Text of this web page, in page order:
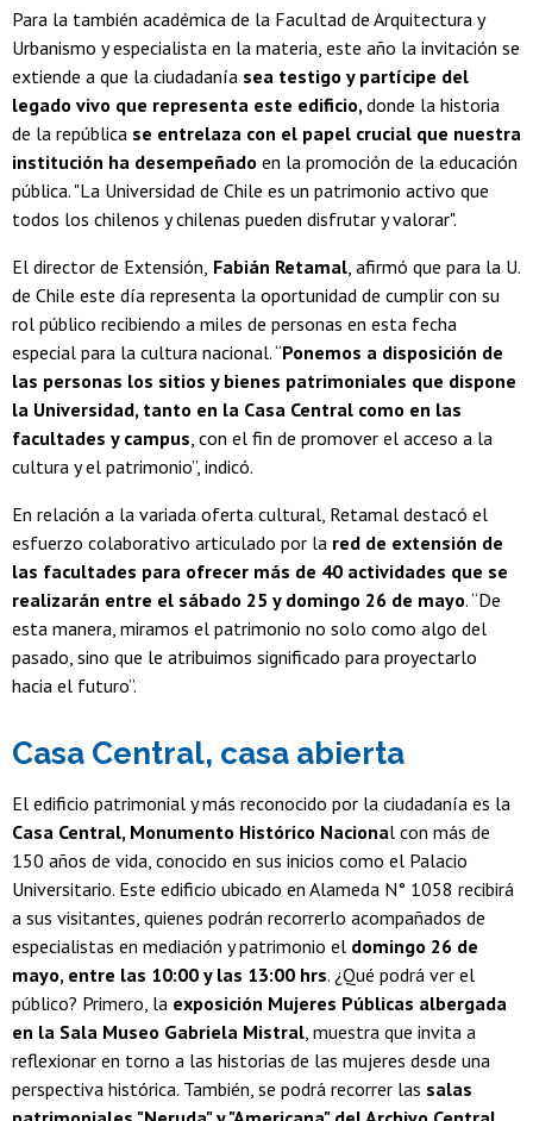
Para la también académica de la Facultad de Arquitectura y
Urbanismo y especialista en la materia, este año la invitación se
extiende a que la ciudadanía sea testigo y partícipe del
legado vivo que representa este edificio,donde la historia
de la república se entrelaza con el papel crucial que nuestra
institución ha desempeñado en la promoción de la educación
pública. "La Universidad de Chile es un patrimonio activo que
todos los chilenos y chilenas pueden disfrutar y valorar".
El director de Extensión, Fabián Retamal, afirmó que para la U.
de Chile este día representa la oportunidad de cumplir con su
rol público recibiendo a miles de personas en esta fecha
especial para la cultura nacional. “Ponemos a disposición de
las personas los sitios y bienes patrimoniales que dispone
la Universidad, tanto en la Casa Central como en las
facultades y campus, con el fin de promover el acceso a la
cultura y el patrimonio”, indicó.
En relación a la variada oferta cultural, Retamal destacó el
esfuerzo colaborativo articulado por la red de extensión de
las facultades para ofrecer más de 40 actividades que se
realizarán entre el sábado 25 y domingo 26 de mayo. “De
esta manera, miramos el patrimonio no solo como algo del
pasado, sino que le atribuimos significado para proyectarlo
hacia el futuro”.
Casa Central, casa abierta
El edificio patrimonial y más reconocido por la ciudadanía es la
Casa Central, Monumento Histórico Nacional con más de
150 años de vida, conocido en sus inicios como el Palacio
Universitario. Este edificio ubicado en Alameda N° 1058 recibirá
a sus visitantes, quienes podrán recorrerlo acompañados de
especialistas en mediación y patrimonio el domingo 26 de
mayo, entre las 10:00 y las 13:00 hrs. ¿Qué podrá ver el
público? Primero, la exposición Mujeres Públicas albergada
en la Sala Museo Gabriela Mistral, muestra que invita a
reflexionar en torno a las historias de las mujeres desde una
perspectiva histórica. También, se podrá recorrer las salas